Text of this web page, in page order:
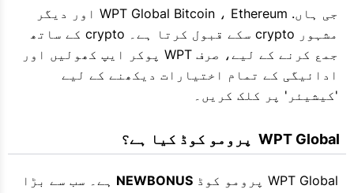
جی ہاں. WPT Global Bitcoin ، Ethereum اور دیگر
مشہور crypto سکے قبول کرتا ہے۔ crypto کے ساتھ
جمع کرنے کے لیے، صرف WPT پوکر ایپ کھولیں اور
ادائیگی کے تمام اختیارات دیکھنے کے لیے
'کیشیئر' پر کلک کریں۔
WPT Global پرومو کوڈ NEWBONUS ہے۔ سب سے بڑا